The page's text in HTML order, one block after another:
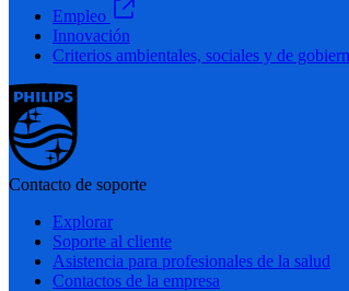
Empleo
Innovación
Criterios ambientales, sociales y de
Contacto de soporte
Explorar
Soporte al cliente
Asistencia para profesionales de la salud
Contactos de la empresa